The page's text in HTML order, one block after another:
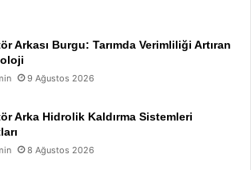
Arkası Burgu: Tarımda Verimliliği Artıran
9 Ağustos 2026
Arka Hidrolik Kaldırma Sistemleri
8 Ağustos 2026